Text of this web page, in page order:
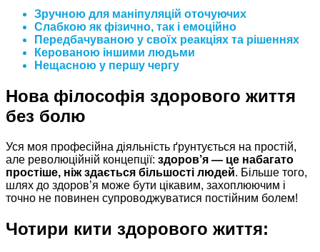
Зручною для маніпуляцій оточуючих
Слабкою як фізично, так і емоційно
Передбачуваною у своїх реакціях та рішеннях
Керованою іншими людьми
Нещасною у першу чергу
Нова філософія здорового життя
без болю
Уся моя професійна діяльність ґрунтується на простій,
але революційній концепції: здоров’я — це набагато
простіше, ніж здається більшості людей. Більше того,
шлях до здоров’я може бути цікавим, захоплюючим і
точно не повинен супроводжуватися постійним болем!
Чотири кити здорового життя: